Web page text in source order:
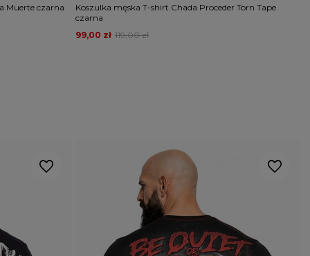
Muerte czarna
Koszulka męska T-shirt Chada Proceder Torn Tape
czarna
119,00 zł
99,00 zł